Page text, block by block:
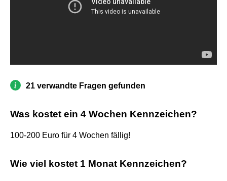
21 verwandte Fragen gefunden
Was kostet ein 4 Wochen Kennzeichen?
100-200 Euro für 4 Wochen fällig!
Wie viel kostet 1 Monat Kennzeichen?